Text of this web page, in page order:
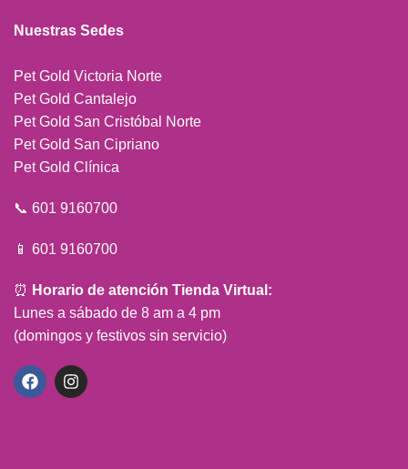
Nuestras Sedes
Pet Gold Victoria Norte
Pet Gold Cantalejo
Pet Gold San Cristóbal Norte
Pet Gold San Cipriano
Pet Gold Clínica
📞 601 9160700
📱 601 9160700
⏰ Horario de atención Tienda Virtual:
Lunes a sábado de 8 am a 4 pm
(domingos y festivos sin servicio)